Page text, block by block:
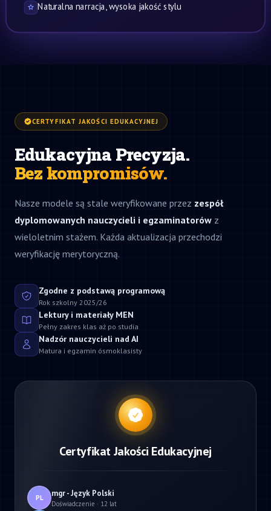
Naturalna narracja, wysoka jakość stylu
CERTYFIKAT JAKOŚCI EDUKACYJNEJ
Edukacyjna Precyzja.
Bez kompromisów.
Nasze modele są stale weryfikowane przez zespół
dyplomowanych nauczycieli i egzaminatorów z
wieloletnim stażem. Każda aktualizacja przechodzi
weryfikację merytoryczną.
Zgodne z podstawą programową
Rok szkolny 2025/26
Lektury i materiały MEN
Pełny zakres klas aż po studia
Nadzór nauczycieli nad AI
Matura i egzamin ósmoklasisty
Certyfikat Jakości Edukacyjnej
PL mgr - Język Polski
Doświadczenie · 12 lat